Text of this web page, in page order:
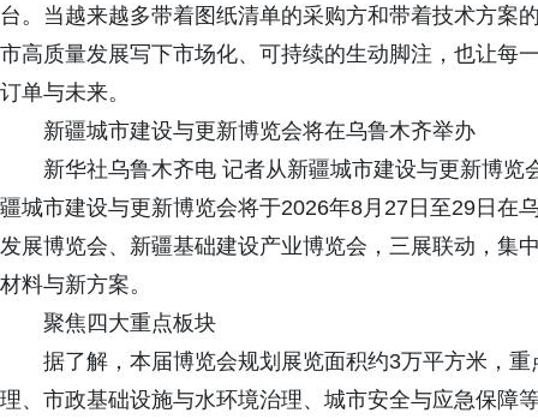
台。当越来越多带着图纸清单的采购方和带着技术方案
市高质量发展写下市场化、可持续的生动脚注，也让每
订单与未来。
新疆城市建设与更新博览会将在乌鲁木齐举办
新华社乌鲁木齐电 记者从新疆城市建设与更新博览
疆城市建设与更新博览会将于2026年8月27日至29日在
发展博览会、新疆基础建设产业博览会，三展联动，集
材料与新方案。
聚焦四大重点板块
据了解，本届博览会规划展览面积约3万平方米，重
理、市政基础设施与水环境治理、城市安全与应急保障